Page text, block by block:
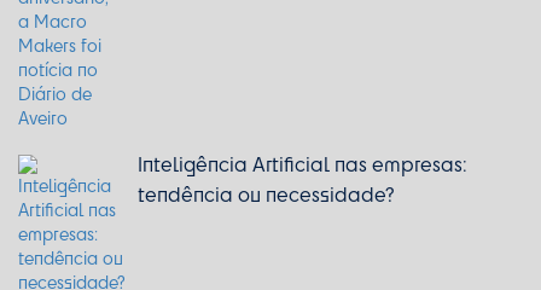
Inteligência Artificial nas empresas:
tendência ou necessidade?